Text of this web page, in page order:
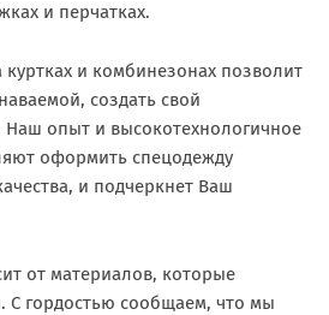
и перчатках.
и комбинезонах позволит
создать свой
опыт и высокотехнологичное
оформить спецодежду
и подчеркнет Ваш
от материалов, которые
С гордостью сообщаем, что мы